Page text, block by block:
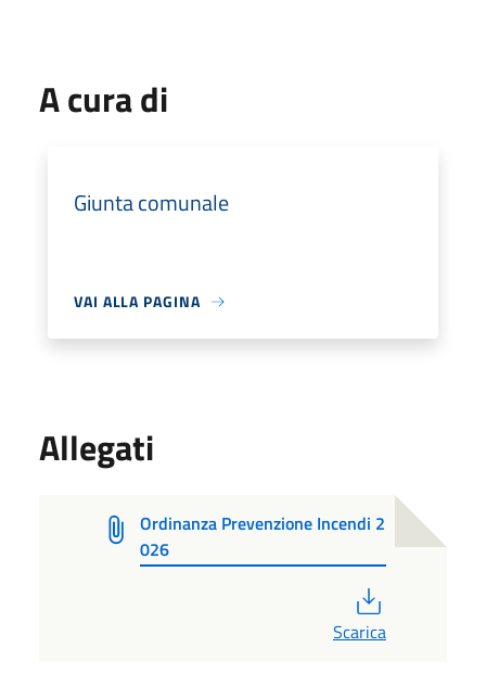
A cura di
Giunta comunale
VAI ALLA PAGINA
Allegati
Ordinanza Prevenzione Incendi 2
026
Scarica